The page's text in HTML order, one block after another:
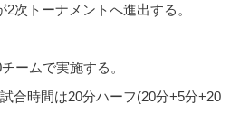
次トーナメントへ進出する。
ームで実施する。
合時間は20分ハーフ(20分+5分+20